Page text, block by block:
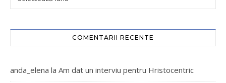
COMENTARII RECENTE
anda_elena la Am dat un interviu pentru Hristocentric